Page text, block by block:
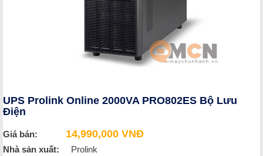
UPS Prolink Online 2000VA PRO802ES Bộ Lưu
Điện
Giá bán: 14,990,000 VNĐ
Nhà sản xuất: Prolink